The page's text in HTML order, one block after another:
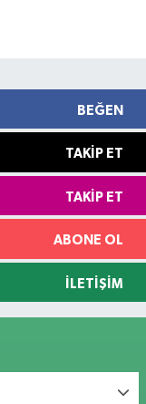
BEĞEN
TAKIP ET
TAKIP ET
ABONE OL
İLETIŞIM